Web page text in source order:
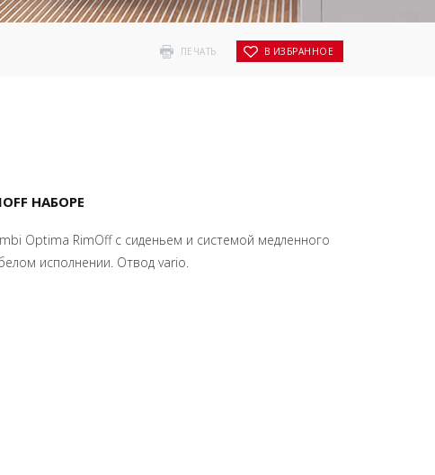
ПЕЧАТЬ В ИЗБРАННОЕ
НАБОРЕ
Optima RimOff с сиденьем и системой медленного
исполнении. Отвод vario.